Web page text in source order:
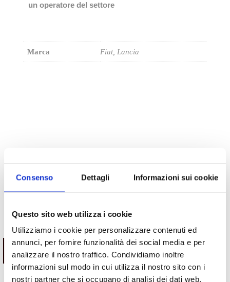
Consenso Dettagli Informazioni sui cookie
Questo sito web utilizza i cookie
Utilizziamo i cookie per personalizzare contenuti ed
annunci, per fornire funzionalità dei social media e per
analizzare il nostro traffico. Condividiamo inoltre
informazioni sul modo in cui utilizza il nostro sito con i
nostri partner che si occupano di analisi dei dati web,
un operatore del settore
Marca Fiat, Lancia
Potrebbe interessarti
ESAURITO.
VERIFICA LA DISPONIBILITÀ
SU WHATSAPP!